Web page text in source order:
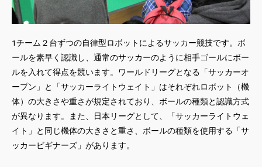
1チーム２台ずつの自律型ロボットによるサッカー競技です。ボ
ールを素早く認識し、通常のサッカーのように相手ゴールにボー
ルを入れて得点を競います。ワールドリーグとなる「サッカーオ
ープン」と「サッカーライトウェイト」はそれぞれロボット（機
体）の大きさや重さが規定されており、ボールの種類と認識方式
が異なります。また、日本リーグとして、「サッカーライトウェ
イト」と同じ機体の大きさと重さ、ボールの種類を使用する「サ
ッカービギナーズ」があります。